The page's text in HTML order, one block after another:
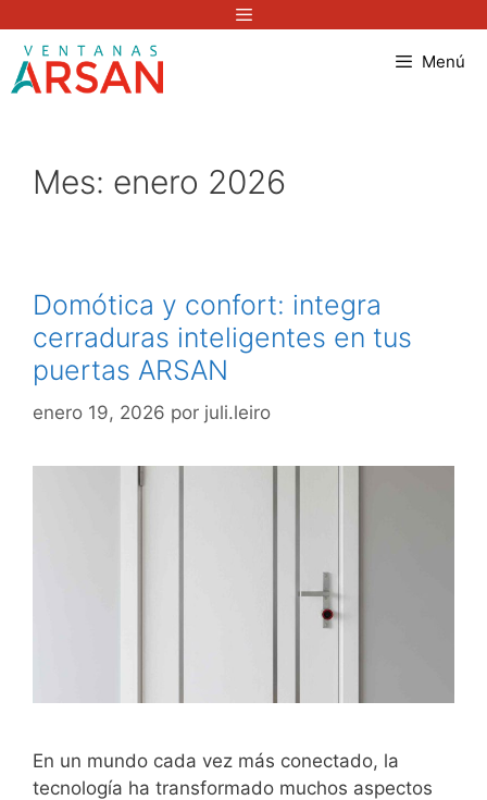
contenido
Menú
Mes: enero 2026
Domótica y confort: integra
cerraduras inteligentes en tus
puertas ARSAN
enero 19, 2026 por juli.leiro
En un mundo cada vez más conectado, la
tecnología ha transformado muchos aspectos